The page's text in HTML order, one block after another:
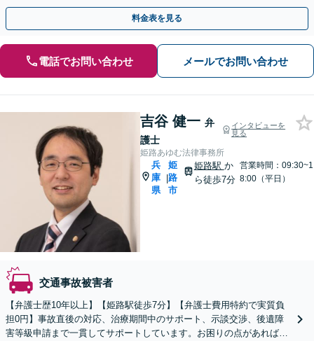
OK。難しい交渉はお任せください。
料金表を見る
電話でお問い合わせ メールでお問い合わせ
吉谷 健一 弁
護士
インタビューを
見る
姫路あゆむ法律事務所
兵
庫
県
|
姫
路
市
姫路駅 か
ら徒歩7分
営業時間：09:30~1
8:00（平日）
交通事故被害者
【弁護士歴10年以上】【姫路駅徒歩7分】【弁護士費用特約で実質負
担0円】事故直後の対応、治療期間中のサポート、示談交渉、後遺障
害等級申請まで一貫してサポートしています。お困りの点があれば、